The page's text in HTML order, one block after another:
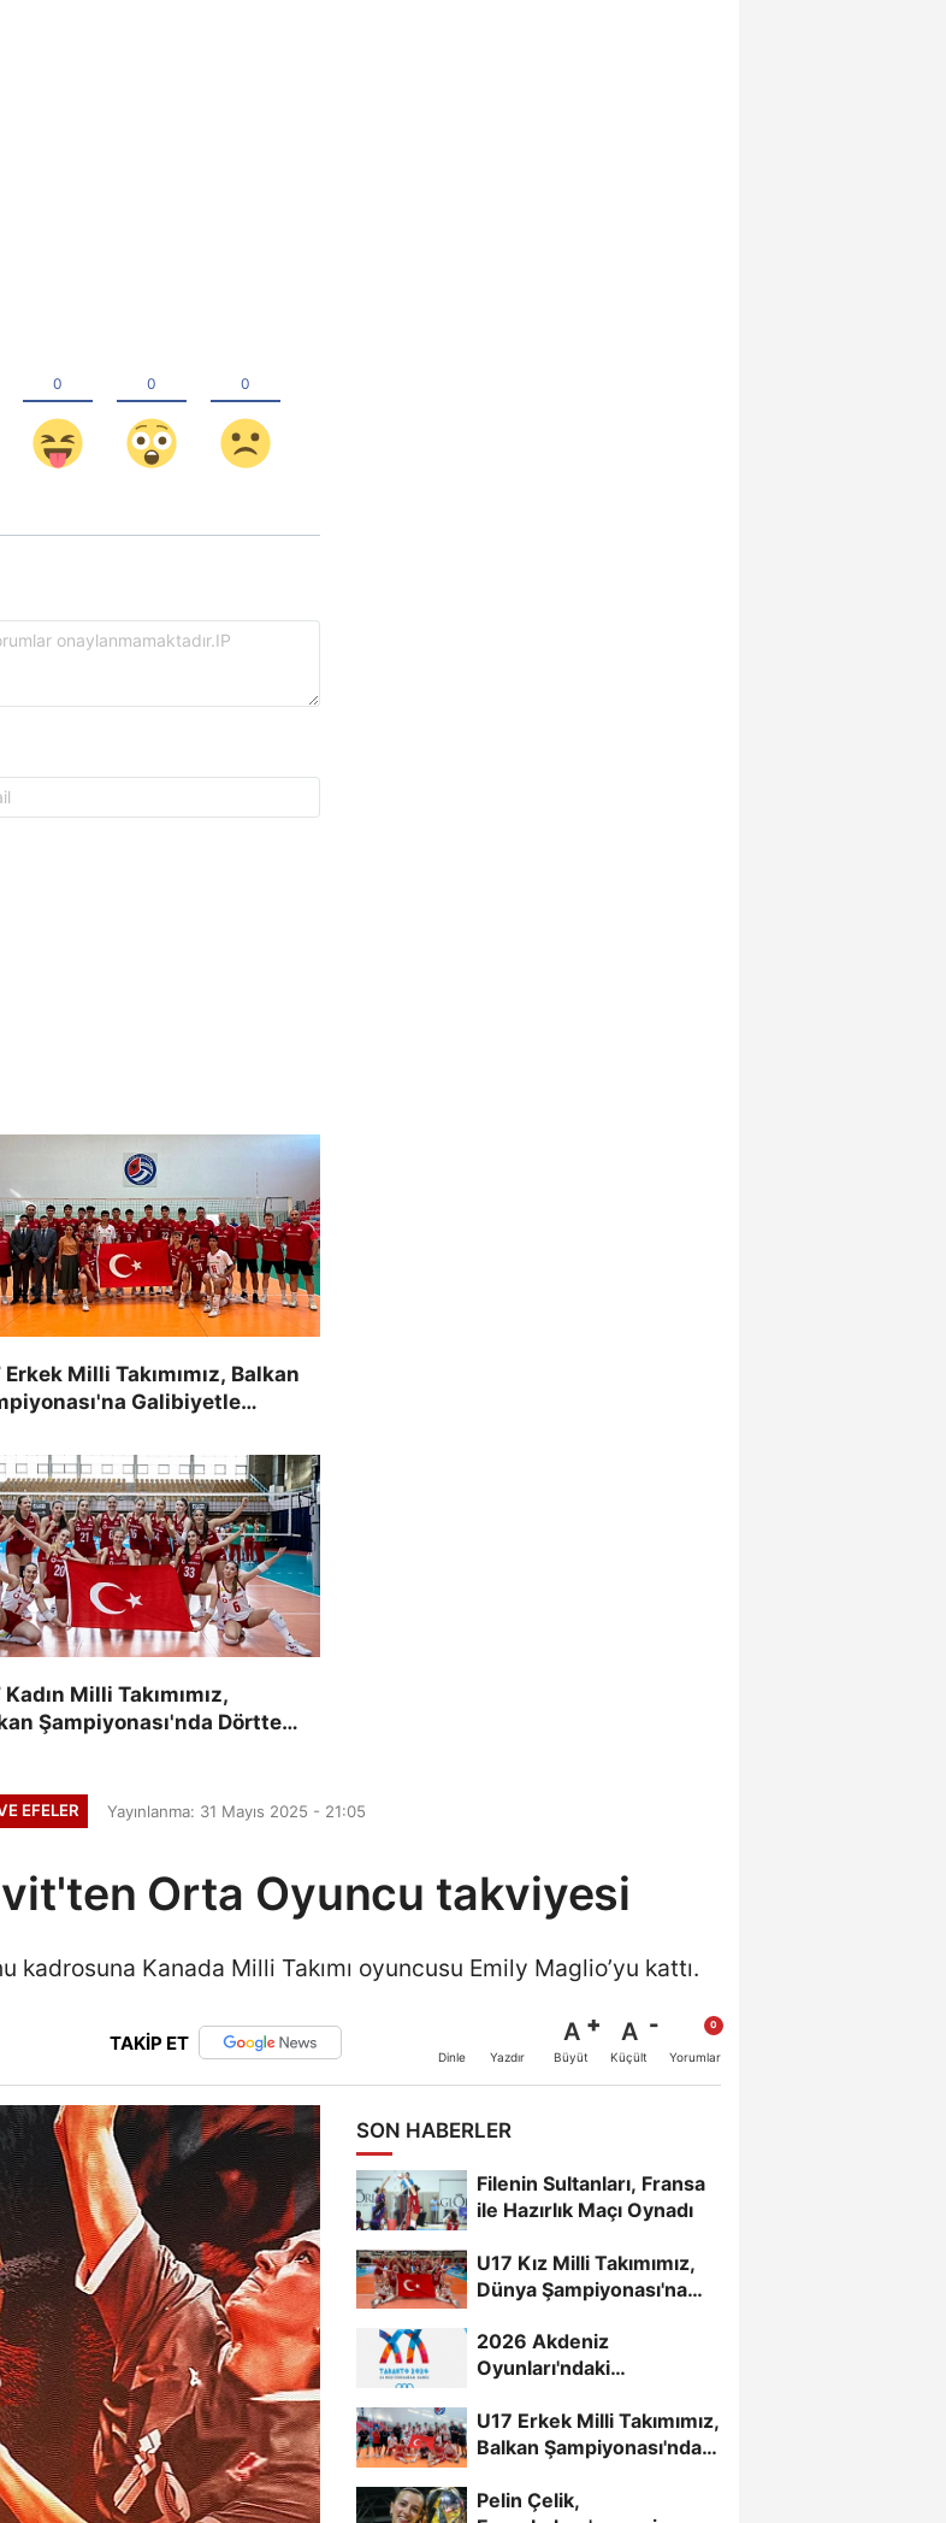
Erkek Milli Takımımız, Balkan
Galibiyetle
Kadın Milli Takımımız,
Şampiyonası'nda Dörtte
EFELER Yayınlanma: 31 Mayıs 2025 - 21:05
Orta Oyuncu takviyesi
kadrosuna Kanada Milli Takımı oyuncusu Emily Maglio’yu kattı.
TAKİP ET
Dinle Yazdır
A
Büyüt
A
Küçült Yorumlar
SON HABERLER
Filenin Sultanları, Fransa
ile Hazırlık Maçı Oynadı
U17 Kız Milli Takımımız,
Dünya Şampiyonası'na
2026 Akdeniz
Oyunları'ndaki
U17 Erkek Milli Takımımız,
Balkan Şampiyonası'nda
Pelin Çelik,